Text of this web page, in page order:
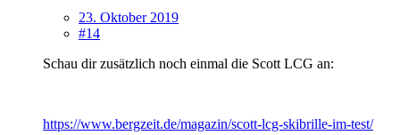
23. Oktober 2019
#14
Schau dir zusätzlich noch einmal die Scott LCG an:
https://www.bergzeit.de/magazin/scott-lcg-skibrille-im-test/